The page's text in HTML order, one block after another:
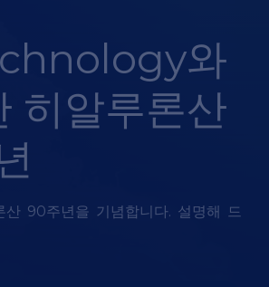
와
히알루론산
90주년을 기념합니다. 설명해 드